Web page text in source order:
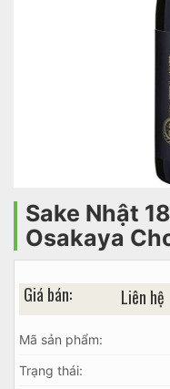
Sake Nhật
Osakaya
Giá bán: Liên hệ
Mã sản phẩm:
Trạng thái: